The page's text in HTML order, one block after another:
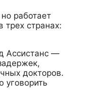
работает
трех странах:
Ассистанс —
докторов.
уговорить